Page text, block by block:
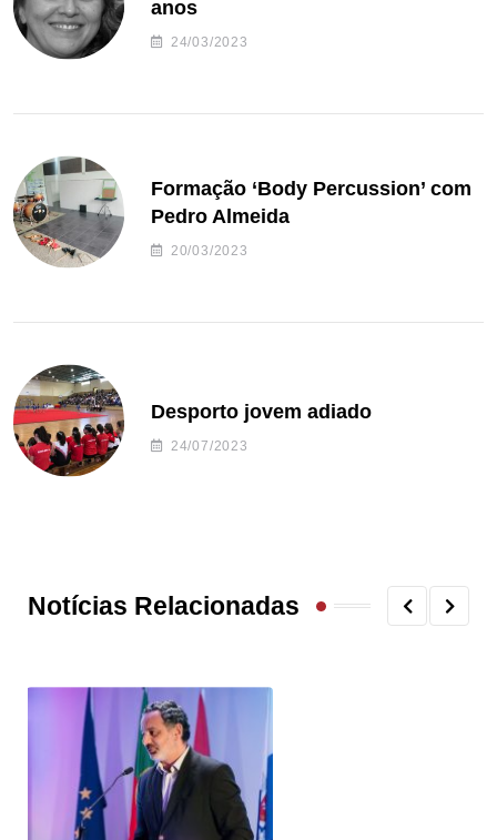
anos
24/03/2023
Formação ‘Body Percussion’ com
Pedro Almeida
20/03/2023
Desporto jovem adiado
24/07/2023
Notícias Relacionadas